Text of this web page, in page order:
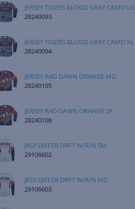
JERSEY TIGERS BLOOD GRAY CAMO LG
28240093
JERSEY TIGERS BLOOD GRAY CAMO XL
28240094
JERSEY RAD DAWN ORANGE MD
28240105
JERSEY RAD DAWN ORANGE 2X
28240108
JRSY DIFFER DRFT W/R/N SM
29106602
JRSY DIFFER DRFT W/R/N MD
29106603